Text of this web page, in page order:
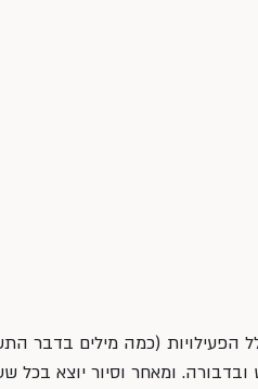
הפעילויות (כמה מילים בדבר
ומאחר וסיור יוצא בכל